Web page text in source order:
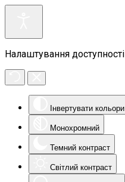
Налаштування доступності
Інвертувати кольори
Монохромний
Темний контраст
Світлий контраст